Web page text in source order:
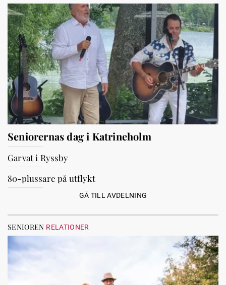
Seniorernas dag i Katrineholm
Garvat i Ryssby
80-plussare på utflykt
GÅ TILL AVDELNING
SENIOREN RELATIONER